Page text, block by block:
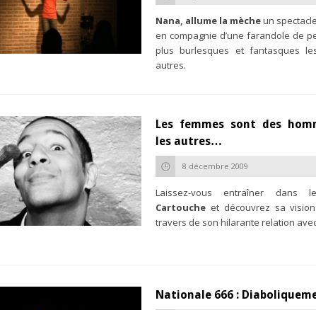
Nana, allume la mècheun
en compagnie d’une farandole de
plus burlesques et fantasques
autres.
Les femmes sont des
les autres…
8 décembre 2009
Laissez-vous entraîner dans
Cartouche et découvrez sa
travers de son hilarante relation
Nationale 666 :